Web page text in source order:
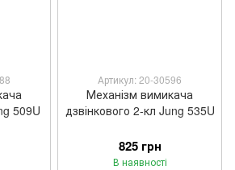
509U
Артикул: 20-30596
Механізм вимикача
дзвінкового 2-кл Jung 535U
825 грн
В наявності